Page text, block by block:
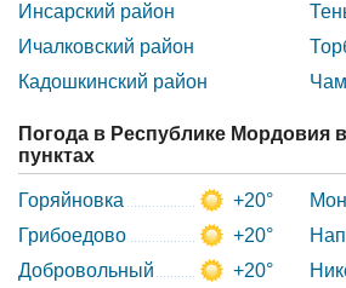
Инсарский район
Ичалковский район
Кадошкинский район
Погода в Республике Мордовия
пунктах
Горяйновка
+20°
Грибоедово
+20°
Добровольный
+20°